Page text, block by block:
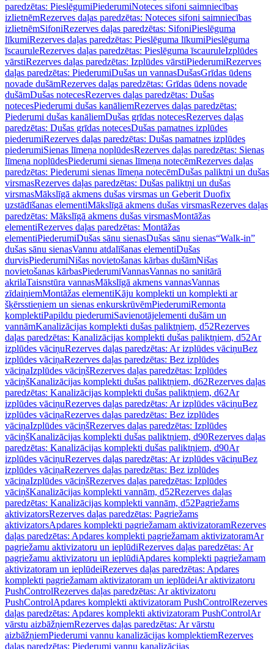
paredzētas: PieslēgumiPiederumiNoteces sifoni saimniecības
izlietnēmRezerves daļas paredzētas: Noteces sifoni saimniecības
izlietnēmSifoniRezerves daļas paredzētas: SifoniPieslēguma
līkumiRezerves daļas paredzētas: Pieslēguma līkumiPieslēguma
īscauruleRezerves daļas paredzētas: Pieslēguma īscauruleIzplūdes
vārstiRezerves daļas paredzētas: Izplūdes vārstiPiederumiRezerves
daļas paredzētas: PiederumiDušas un vannasDušasGrīdas ūdens
novade dušāmRezerves daļas paredzētas: Grīdas ūdens novade
dušāmDušas notecesRezerves daļas paredzētas: Dušas
notecesPiederumi dušas kanāliemRezerves daļas paredzētas:
Piederumi dušas kanāliemDušas grīdas notecesRezerves daļas
paredzētas: Dušas grīdas notecesDušas pamatnes izplūdes
piederumiRezerves daļas paredzētas: Dušas pamatnes izplūdes
piederumiSienas līmeņa noplūdesRezerves daļas paredzētas: Sienas
līmeņa noplūdesPiederumi sienas līmeņa notecēmRezerves daļas
paredzētas: Piederumi sienas līmeņa notecēmDušas paliktņi un dušas
virsmasRezerves daļas paredzētas: Dušas paliktņi un dušas
virsmasMākslīgā akmens dušas virsmas un Geberit Duofix
uzstādīšanas elementiMākslīgā akmens dušas virsmasRezerves daļas
paredzētas: Mākslīgā akmens dušas virsmasMontāžas
elementiRezerves daļas paredzētas: Montāžas
elementiPiederumiDušas sānu sienasDušas sānu sienas“Walk-in”
dušas sānu sienasVannu atdalīšanas elementiDušas
durvisPiederumiNišas novietošanas kārbas dušāmNišas
novietošanas kārbasPiederumiVannasVannas no sanitārā
akrilaTaisnstūra vannasMākslīgā akmens vannasVannas
zīdaiņiemMontāžas elementiKāju komplekti un komplekti ar
šķērsstieņiem un sienas enkurskrūvēmPiederumiRemonta
komplektiPapildu piederumiSavienotājelementi dušām un
vannāmKanalizācijas komplekti dušas paliktņiem, d52Rezerves
daļas paredzētas: Kanalizācijas komplekti dušas paliktņiem, d52Ar
izplūdes vāciņuRezerves daļas paredzētas: Ar izplūdes vāciņuBez
izplūdes vāciņaRezerves daļas paredzētas: Bez izplūdes
vāciņaIzplūdes vāciņšRezerves daļas paredzētas: Izplūdes
vāciņšKanalizācijas komplekti dušas paliktņiem, d62Rezerves daļas
paredzētas: Kanalizācijas komplekti dušas paliktņiem, d62Ar
izplūdes vāciņuRezerves daļas paredzētas: Ar izplūdes vāciņuBez
izplūdes vāciņaRezerves daļas paredzētas: Bez izplūdes
vāciņaIzplūdes vāciņšRezerves daļas paredzētas: Izplūdes
vāciņšKanalizācijas komplekti dušas paliktņiem, d90Rezerves daļas
paredzētas: Kanalizācijas komplekti dušas paliktņiem, d90Ar
izplūdes vāciņuRezerves daļas paredzētas: Ar izplūdes vāciņuBez
izplūdes vāciņaRezerves daļas paredzētas: Bez izplūdes
vāciņaIzplūdes vāciņšRezerves daļas paredzētas: Izplūdes
vāciņšKanalizācijas komplekti vannām, d52Rezerves daļas
paredzētas: Kanalizācijas komplekti vannām, d52Pagriežams
aktivizatorsRezerves daļas paredzētas: Pagriežams
aktivizatorsApdares komplekti pagriežamam aktivizatoramRezerves
daļas paredzētas: Apdares komplekti pagriežamam aktivizatoramAr
pagriežamu aktivizatoru un ieplūdiRezerves daļas paredzētas: Ar
pagriežamu aktivizatoru un ieplūdiApdares komplekti pagriežamam
aktivizatoram un ieplūdeiRezerves daļas paredzētas: Apdares
komplekti pagriežamam aktivizatoram un ieplūdeiAr aktivizatoru
PushControlRezerves daļas paredzētas: Ar aktivizatoru
PushControlApdares komplekti aktivizatoram PushControlRezerves
daļas paredzētas: Apdares komplekti aktivizatoram PushControlAr
vārstu aizbāžņiemRezerves daļas paredzētas: Ar vārstu
aizbāžņiemPiederumi vannu kanalizācijas komplektiemRezerves
daļas paredzētas: Piederumi vannu kanalizācijas